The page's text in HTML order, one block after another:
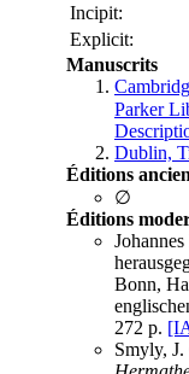
Incipit:
Explicit:
Manuscrits
Parker
Dublin,
Éditions
∅
Éditions
Bonn,
272 p.
Smyly,